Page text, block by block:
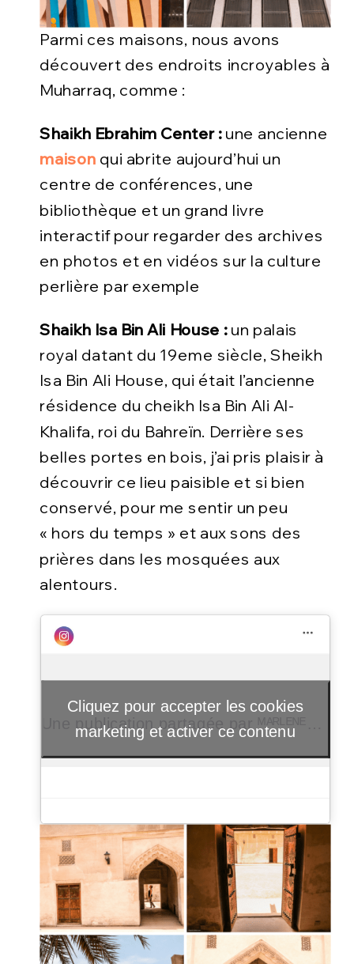
Parmi ces maisons, nous avons
découvert des endroits incroyables à
Muharraq, comme :
Shaikh Ebrahim Center :une ancienne
maison qui abrite aujourd’hui un
centre de conférences, une
bibliothèque et un grand livre
interactif pour regarder des archives
en photos et en vidéos sur la culture
perlière par exemple
Shaikh Isa Bin Ali House : un palais
royal datant du 19eme siècle, Sheikh
Isa Bin Ali House, qui était l’ancienne
résidence du cheikh Isa Bin Ali Al-
Khalifa, roi du Bahreïn. Derrière ses
belles portes en bois, j’ai pris plaisir à
découvrir ce lieu paisible et si bien
conservé, pour me sentir un peu
« hors du temps » et aux sons des
prières dans les mosquées aux
alentours.
Cliquez pour accepter les cookies
marketing et activer ce contenu